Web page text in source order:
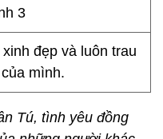
đẹp và luôn trau
mình.
Tú, tình yêu đồng